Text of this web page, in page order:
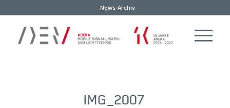
News-Archiv
IMG_2007